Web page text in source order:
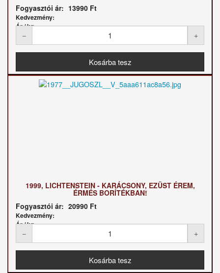
Fogyasztói ár: 13990 Ft
Kedvezmény:
Ár / kg:
1999, LICHTENSTEIN - KARÁCSONY, EZÜST ÉREM,
ÉRMÉS BORÍTÉKBAN!
Fogyasztói ár: 20990 Ft
Kedvezmény:
Ár / kg: